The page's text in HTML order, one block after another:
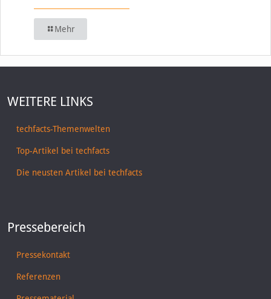
Mehr
WEITERE LINKS
techfacts-Themenwelten
Top-Artikel bei techfacts
Die neusten Artikel bei techfacts
Pressebereich
Pressekontakt
Referenzen